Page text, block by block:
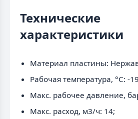
Технические
характеристики
Материал пластины:
Рабочая температура, °C: -
Макс. рабочее давление,
Макс. расход, м3/ч: 14;